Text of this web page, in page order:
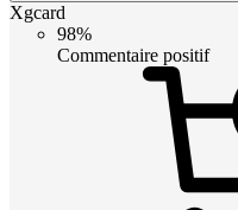
Xgcard
98%
Commentaire positif